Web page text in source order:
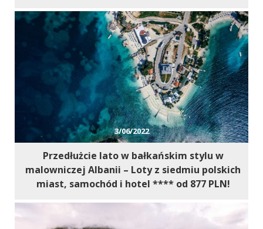
3/06/2022
Przedłużcie lato w bałkańskim stylu w
malowniczej Albanii – Loty z siedmiu polskich
miast, samochód i hotel **** od 877 PLN!